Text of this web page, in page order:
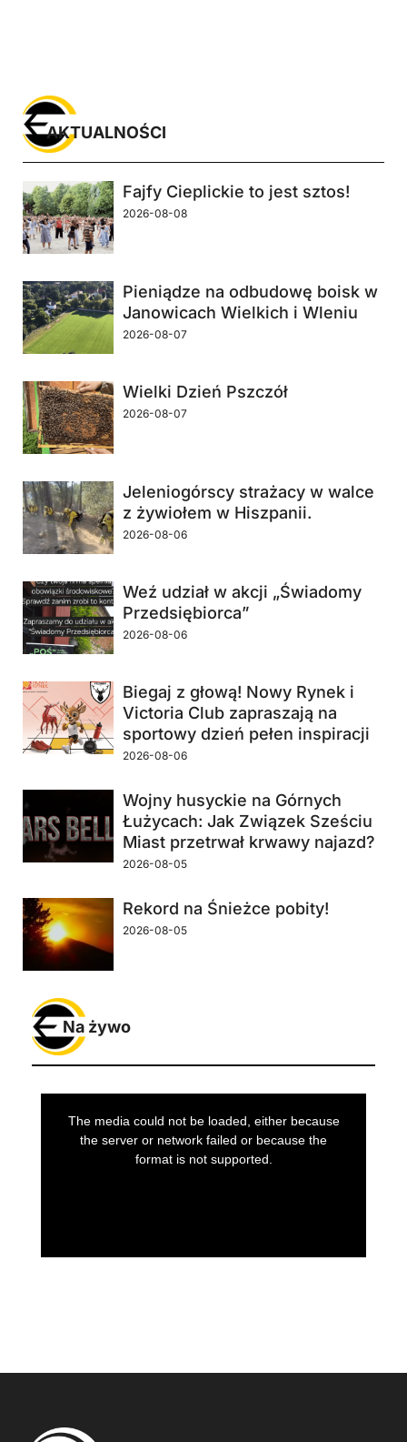
Fajfy Cieplickie to jest sztos!
2026-08-08
Pieniądze na odbudowę boisk w
Janowicach Wielkich i Wleniu
2026-08-07
Wielki Dzień Pszczół
2026-08-07
Jeleniogórscy strażacy w walce
z żywiołem w Hiszpanii.
2026-08-06
Weź udział w akcji „Świadomy
Przedsiębiorca”
2026-08-06
Biegaj z głową! Nowy Rynek i
Victoria Club zapraszają na
sportowy dzień pełen inspiracji
2026-08-06
Wojny husyckie na Górnych
Łużycach: Jak Związek Sześciu
Miast przetrwał krwawy najazd?
2026-08-05
Rekord na Śnieżce pobity!
2026-08-05
AKTUALNOŚCI
Na żywo